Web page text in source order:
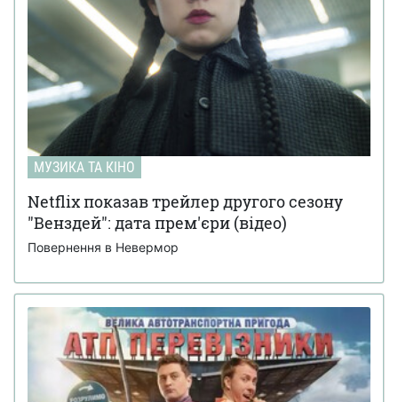
МУЗИКА ТА КІНО
Netflix показав трейлер другого сезону
"Венздей": дата прем'єри (відео)
Повернення в Невермор